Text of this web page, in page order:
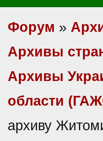
Форум »
Архивы
Архивы
области
архиву